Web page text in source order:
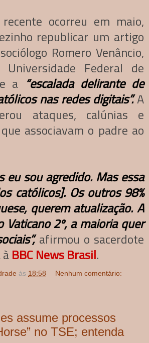
ocorreu em maio,
republicar um artigo
Romero Venâncio,
Federal de
a “escalada delirante de
nas redes digitais”.A
ataques, calúnias e
associavam o padre ao
eu sou agredido. Mas essa
católicos]. Os outros 98%
querem atualização. A
Vaticano 2º, a maioria quer
afirmou o sacerdote
BBC News Brasil.
às 18:58 Nenhum comentário:
assume processos
no TSE; entenda